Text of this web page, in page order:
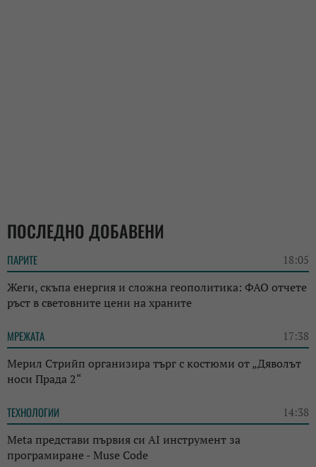
ПОСЛЕДНО ДОБАВЕНИ
ПАРИТЕ 18:05
Жеги, скъпа енергия и сложна геополитика: ФАО отчете
ръст в световните цени на храните
МРЕЖАТА 17:38
Мерил Стрийп организира търг с костюми от „Дяволът
носи Прада 2“
ТЕХНОЛОГИИ 14:38
Meta представи първия си AI инструмент за
програмиране - Muse Code